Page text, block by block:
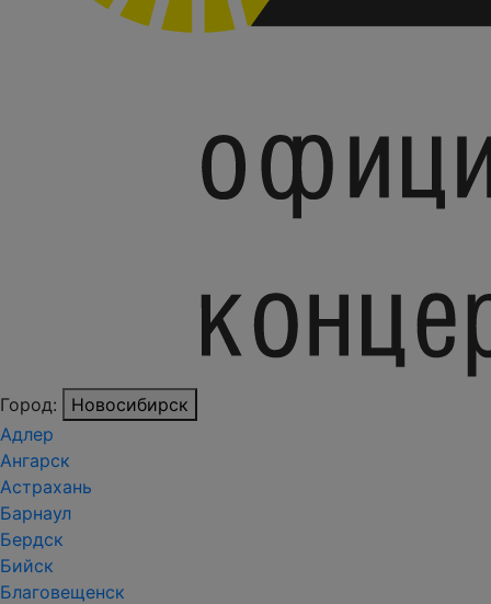
Город:
Новосибирск
Адлер
Ангарск
Астрахань
Барнаул
Бердск
Бийск
Благовещенск